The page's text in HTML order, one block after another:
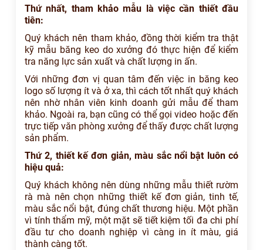
Thứ nhất, tham khảo mẫu là việc cần thiết đầu
tiên:
Quý khách nên tham khảo, đồng thời kiểm tra thật
kỹ mẫu băng keo do xưởng đó thực hiện để kiểm
tra năng lực sản xuất và chất lượng in ấn.
Với những đơn vị quan tâm đến việc in băng keo
logo số lượng ít và ở xa, thì cách tốt nhất quý khách
nên nhờ nhân viên kinh doanh gửi mẫu để tham
khảo. Ngoài ra, bạn cũng có thể gọi video hoặc đến
trực tiếp văn phòng xưởng để thấy được chất lượng
sản phẩm.
Thứ 2, thiết kế đơn giản, màu sắc nổi bật luôn có
hiệu quả:
Quý khách không nên dùng những mẫu thiết rườm
rà mà nên chọn những thiết kế đơn giản, tinh tế,
màu sắc nổi bật, đúng chất thương hiệu. Một phần
vì tính thẩm mỹ, một mặt sẽ tiết kiệm tối đa chi phí
đầu tư cho doanh nghiệp vì càng in ít màu, giá
thành càng tốt.